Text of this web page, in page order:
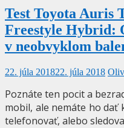
Test Toyota Auris
Freestyle Hybrid:
v neobvyklom
22. júla 201822. júla 2018
Poznáte ten pocit a
mobil, ale nemáte ho
telefonovať, alebo